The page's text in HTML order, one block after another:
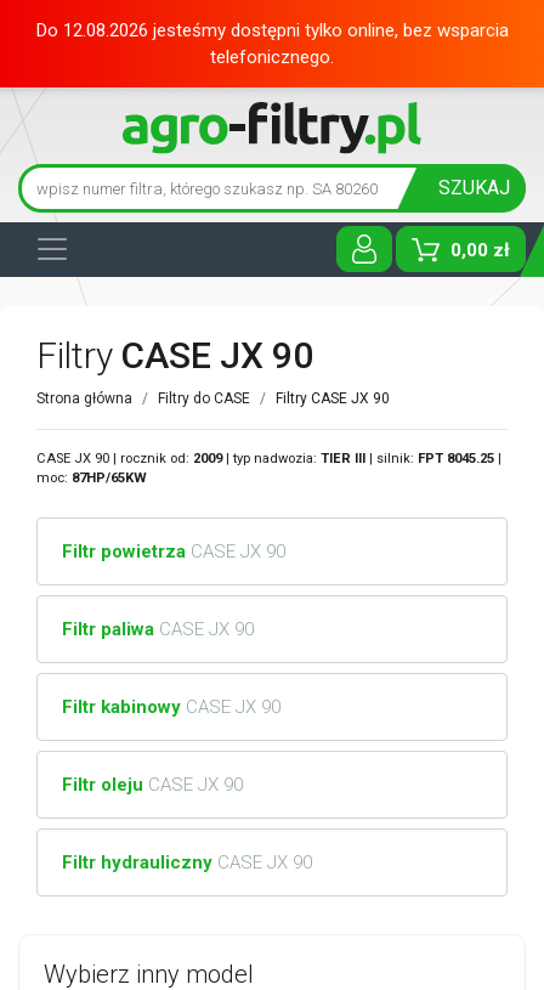
Do 12.08.2026 jesteśmy dostępni tylko online, bez wsparcia
telefonicznego.
SZUKAJ
0,00 zł
Toggle
Wybierz inny model
Filtry CASE JX 90
Strona główna Filtry do CASE Filtry CASE JX 90
CASE JX 90 | rocznik od: 2009| typ nadwozia: TIER III | silnik: FPT 8045.25 |
moc: 87HP/65KW
Filtr powietrza CASE JX 90
Filtr paliwa CASE JX 90
Filtr kabinowy CASE JX 90
Filtr oleju CASE JX 90
Filtr hydrauliczny CASE JX 90